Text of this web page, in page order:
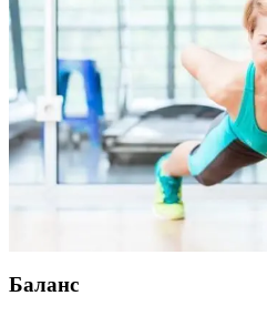
Баланс